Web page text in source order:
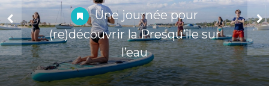
Une journée pour
(re)découvrir la Presqu’île sur
l’eau
Villages ostréicoles : les
perles du Bassin